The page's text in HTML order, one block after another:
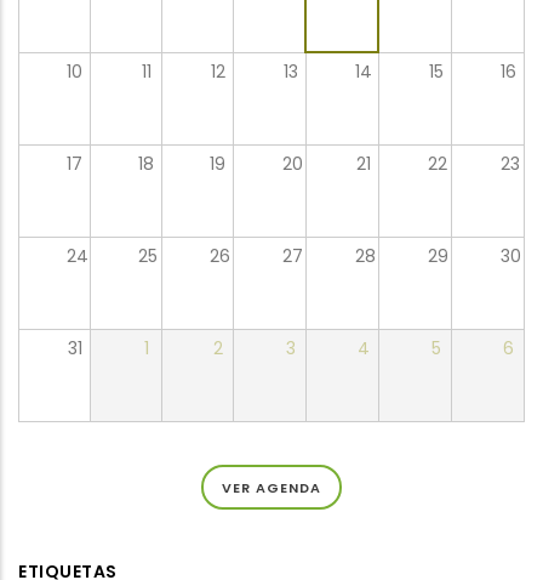
10 11 12 13 14 15 16
17 18 19 20 21 22 23
24 25 26 27 28 29 30
31 1 2 3 4 5 6
VER AGENDA
ETIQUETAS